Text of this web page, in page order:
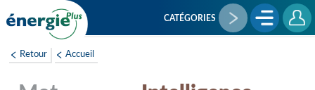
au
CATÉGORIES
Retour Accueil